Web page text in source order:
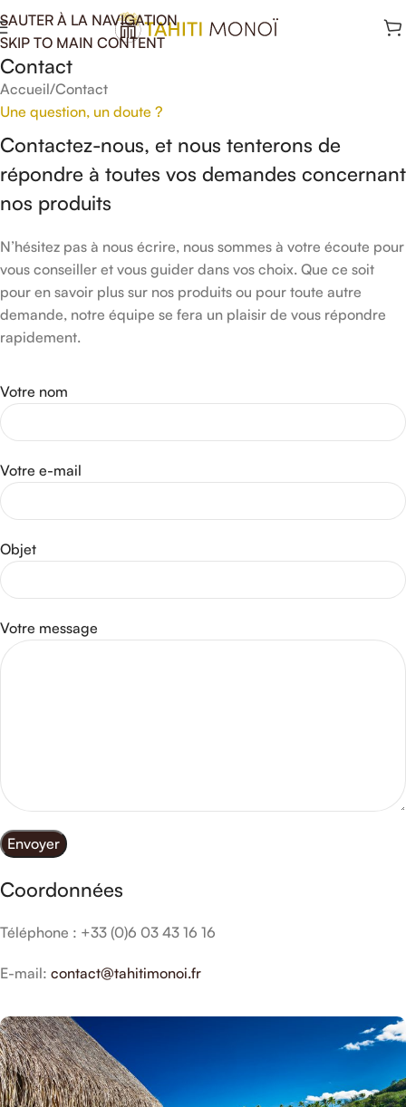
SAUTER À LA NAVIGATION
SKIP TO MAIN CONTENT
Contact
Accueil Contact
Une question, un doute ?
Contactez-nous, et nous tenterons de
répondre à toutes vos demandes concernant
nos produits
N’hésitez pas à nous écrire, nous sommes à votre écoute pour
vous conseiller et vous guider dans vos choix. Que ce soit
pour en savoir plus sur nos produits ou pour toute autre
demande, notre équipe se fera un plaisir de vous répondre
rapidement.
Votre nom
Votre e-mail
Objet
Votre message
Coordonnées
Téléphone : +33 (0)6 03 43 16 16
E-mail: contact@tahitimonoi.fr